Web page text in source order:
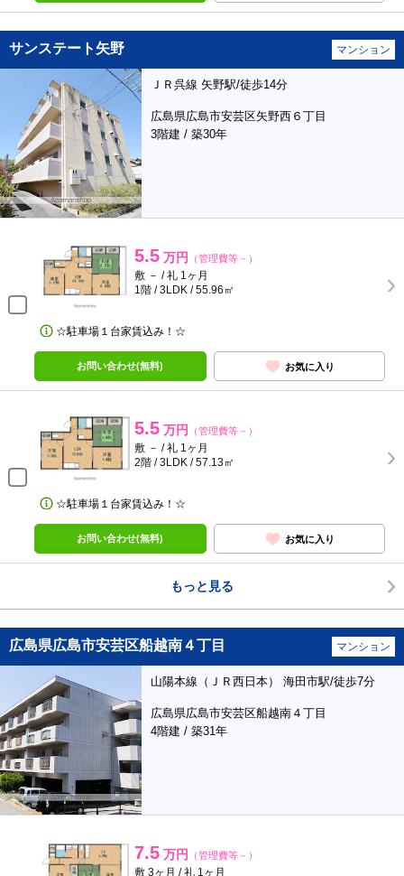
サンステート矢野 マンション
ＪＲ呉線 矢野駅/徒歩14分
広島県広島市安芸区矢野西６丁目
3階建 / 築30年
5.5 万円 （管理費等－）
敷 － / 礼 1ヶ月
1階 / 3LDK / 55.96㎡
☆駐車場１台家賃込み！☆
お問い合わせ(無料) お気に入り
5.5 万円 （管理費等－）
敷 － / 礼 1ヶ月
2階 / 3LDK / 57.13㎡
☆駐車場１台家賃込み！☆
お問い合わせ(無料) お気に入り
もっと見る
広島県広島市安芸区船越南４丁目 マンション
山陽本線（ＪＲ西日本） 海田市駅/徒歩7分
広島県広島市安芸区船越南４丁目
4階建 / 築31年
7.5 万円 （管理費等－）
敷 3ヶ月 / 礼 1ヶ月